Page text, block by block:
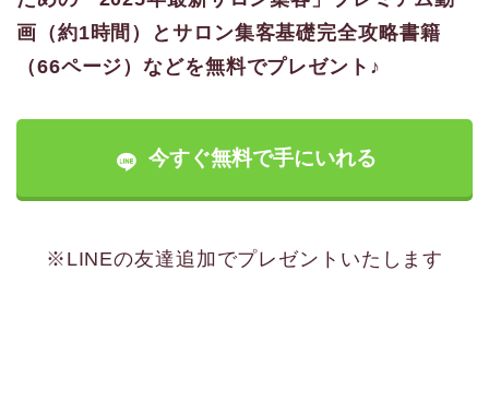
画（約1時間）とサロン集客基礎完全攻略書籍
（66ページ）などを無料でプレゼント♪
今すぐ無料で手にいれる
※LINEの友達追加でプレゼントいたします